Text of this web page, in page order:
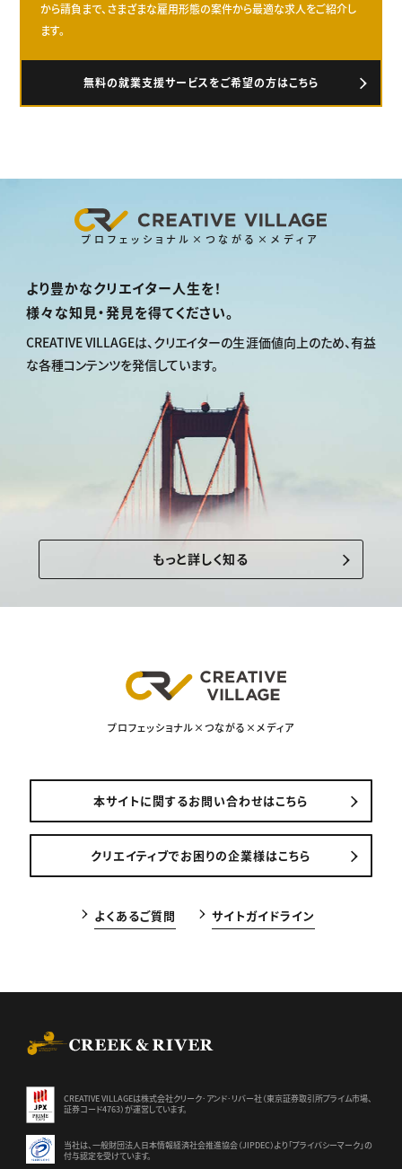
から請負まで、さまざまな雇用形態の案件から最適な求人をご紹介し
ます。
無料の就業支援サービスをご希望の方はこちら
プロフェッショナル×つながる×メディア
より豊かなクリエイター人生を！
様々な知見・発見を得てください。
CREATIVE VILLAGEは、 クリエイターの生涯価値向上のため、有益
な各種コンテンツを発信しています。
もっと詳しく知る
プロフェッショナル×つながる×メディア
本サイトに関するお問い合わせはこちら
クリエイティブでお困りの企業様はこちら
よくあるご質問 サイトガイドライン
CREATIVE VILLAGEは株式会社クリーク･アンド･リバー社（東京証券取引所プライム市場、
証券コード4763）が運営しています。
当社は、一般財団法人日本情報経済社会推進協会（JIPDEC）より 「プライバシーマーク」の
付与認定を受けています。